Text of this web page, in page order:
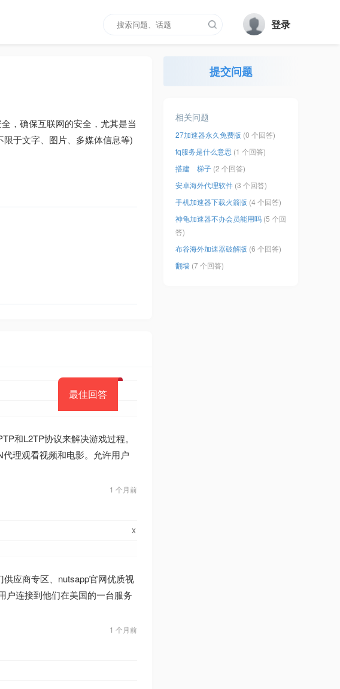
登录
，确保互联网的安全，尤其是当
于文字、图片、多媒体信息等)
最佳回答
和L2TP协议来解决游戏过程。
理观看视频和电影。允许用户
1 个月前
x
应商专区、nutsapp官网优质视
户连接到他们在美国的一台服务
1 个月前
提交问题
相关问题
27加速器永久免费版 (0 个回答)
fq服务是什么意思 (1 个回答)
搭建 梯子 (2 个回答)
安卓海外代理软件 (3 个回答)
手机加速器下载火箭版 (4 个回答)
神龟加速器不办会员能用吗 (5 个回
答)
布谷海外加速器破解版 (6 个回答)
翻墙 (7 个回答)